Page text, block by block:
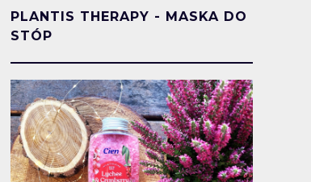
PLANTIS THERAPY - MASKA DO
STÓP